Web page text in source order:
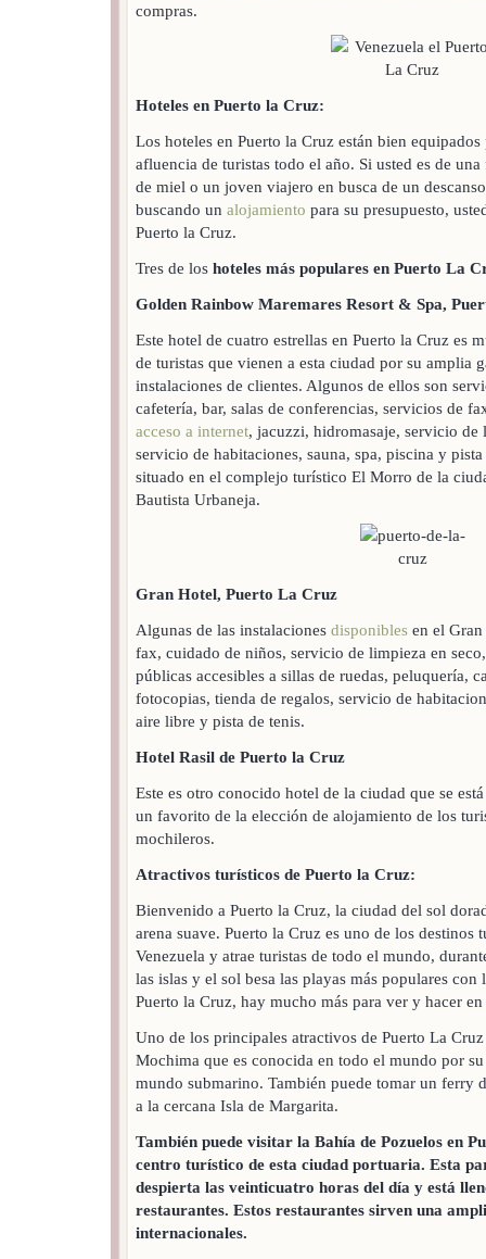
compras.
Hoteles en Puerto la Cruz:
Los hoteles en Puerto la Cruz están bien
afluencia de turistas todo el año. Si usted es de
de miel o un joven viajero en busca de un
buscando un alojamiento para su presupuesto,
Puerto la Cruz.
Tres de los hoteles más populares en Puerto La
Golden Rainbow Maremares Resort & Spa,
Este hotel de cuatro estrellas en Puerto la Cruz es
de turistas que vienen a esta ciudad por su amplia
instalaciones de clientes. Algunos de ellos son
cafetería, bar, salas de conferencias, servicios de
acceso a internet, jacuzzi, hidromasaje, servicio de
servicio de habitaciones, sauna, spa, piscina y
situado en el complejo turístico El Morro de la
Bautista Urbaneja.
Gran Hotel, Puerto La Cruz
Algunas de las instalaciones disponibles en el
fax, cuidado de niños, servicio de limpieza en
públicas accesibles a sillas de ruedas, peluquería,
fotocopias, tienda de regalos, servicio de
aire libre y pista de tenis.
Hotel Rasil de Puerto la Cruz
Este es otro conocido hotel de la ciudad que se
un favorito de la elección de alojamiento de los
mochileros.
Atractivos turísticos de Puerto la Cruz:
Bienvenido a Puerto la Cruz, la ciudad del sol
arena suave. Puerto la Cruz es uno de los destinos
Venezuela y atrae turistas de todo el mundo,
las islas y el sol besa las playas más populares con
Puerto la Cruz, hay mucho más para ver y hacer
Uno de los principales atractivos de Puerto La
Mochima que es conocida en todo el mundo por
mundo submarino. También puede tomar un ferry
a la cercana Isla de Margarita.
También puede visitar la Bahía de Pozuelos en
centro turístico de esta ciudad portuaria. Esta
despierta las veinticuatro horas del día y está
restaurantes. Estos restaurantes sirven una
internacionales.